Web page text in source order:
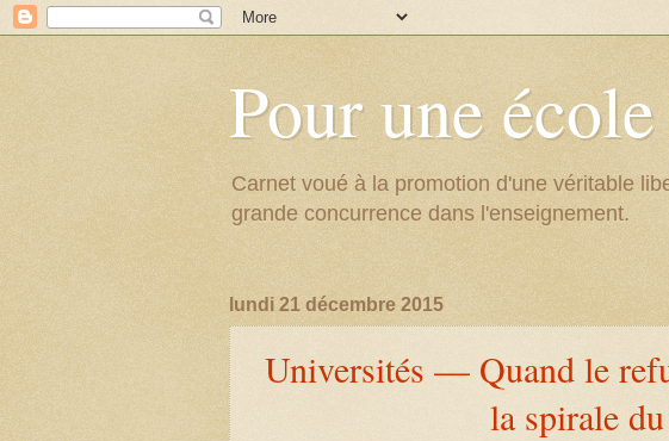
Pour une
Carnet voué à la promotion d'une véritable
grande concurrence dans l'enseignement.
lundi 21 décembre 2015
Universités — Quand le
la spirale